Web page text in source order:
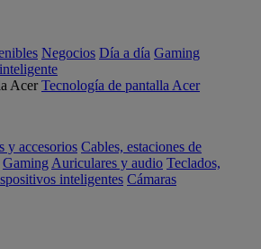
Negocios Día a día Gaming
Tecnología de pantalla Acer
y accesorios Cables, estaciones de
Gaming Auriculares y audio Teclados,
inteligentes Cámaras